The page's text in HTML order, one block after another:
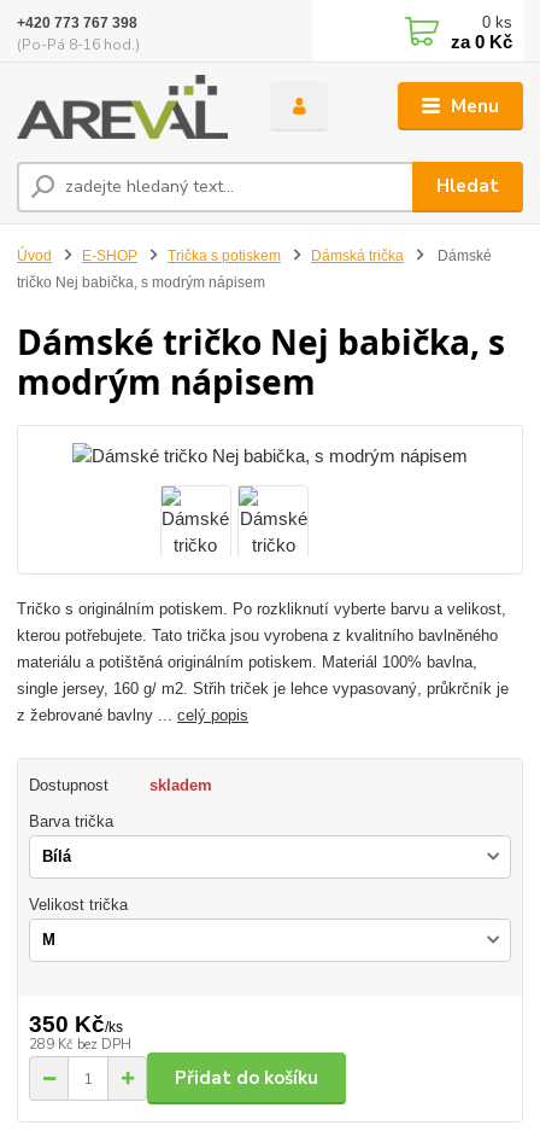
Menu
Hledat
+420 773 767 398
(Po-Pá 8-16 hod.)
0 ks
za0 Kč
Úvod E-SHOP Trička s potiskem Dámská trička
Dámské
tričko Nej babička, s modrým nápisem
Dámské tričko Nej babička, s
modrým nápisem
Tričko s originálním potiskem. Po rozkliknutí vyberte barvu a velikost,
kterou potřebujete. Tato trička jsou vyrobena z kvalitního bavlněného
materiálu a potištěná originálním potiskem. Materiál 100% bavlna,
single jersey, 160 g/ m2. Střih triček je lehce vypasovaný, průkrčník je
z žebrované bavlny ...celý popis
Dostupnost skladem
Barva trička
Velikost trička
350 Kč/ks
289 Kč bez DPH
Přidat do košíku